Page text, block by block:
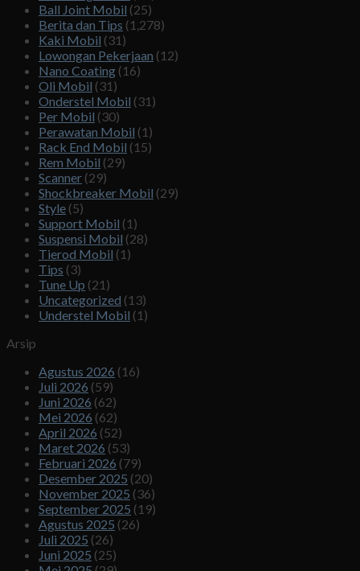
Ball Joint Mobil (25)
Berita dan Tips (1,278)
Kaki Mobil (31)
Lowongan Pekerjaan (12)
Nano Coating (16)
Oli Mobil (31)
Onderstel Mobil (31)
Per Mobil (30)
Perawatan Mobil (1)
Rack End Mobil (15)
Rem Mobil (29)
Scanner (29)
Shockbreaker Mobil (29)
Style (5)
Support Mobil (1)
Suspensi Mobil (28)
Tierod Mobil (1)
Tips (3)
Tune Up (21)
Uncategorized (13)
Understel Mobil (1)
Arsip
Agustus 2026 (16)
Juli 2026 (59)
Juni 2026 (62)
Mei 2026 (62)
April 2026 (52)
Maret 2026 (53)
Februari 2026 (79)
Desember 2025 (20)
November 2025 (36)
September 2025 (19)
Agustus 2025 (26)
Juli 2025 (26)
Juni 2025 (25)